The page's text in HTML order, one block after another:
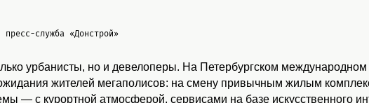
пресс-служба «Донстрой»
урбанисты, но и девелоперы. На Петербургском
жителей мегаполисов: на смену привычным жилым
— с курортной атмосферой, сервисами на базе искусственного